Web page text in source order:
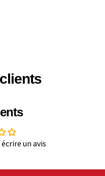
un avis